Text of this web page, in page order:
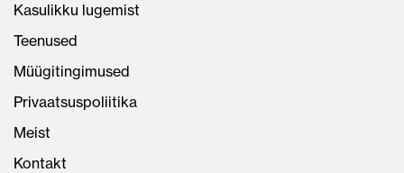
Kasulikku lugemist
Teenused
Müügitingimused
Privaatsuspoliitika
Meist
Kontakt